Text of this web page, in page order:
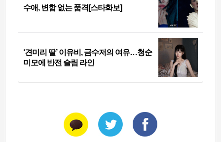
수애, 변함 없는 품격[스타화보]
‘견미리 딸’ 이유비, 금수저의 여유…청순
미모에 반전 슬림 라인